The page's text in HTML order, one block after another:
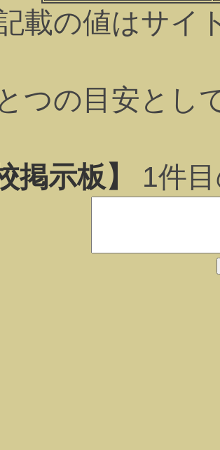
載の値はサイ
つの目安とし
掲示板】 1件